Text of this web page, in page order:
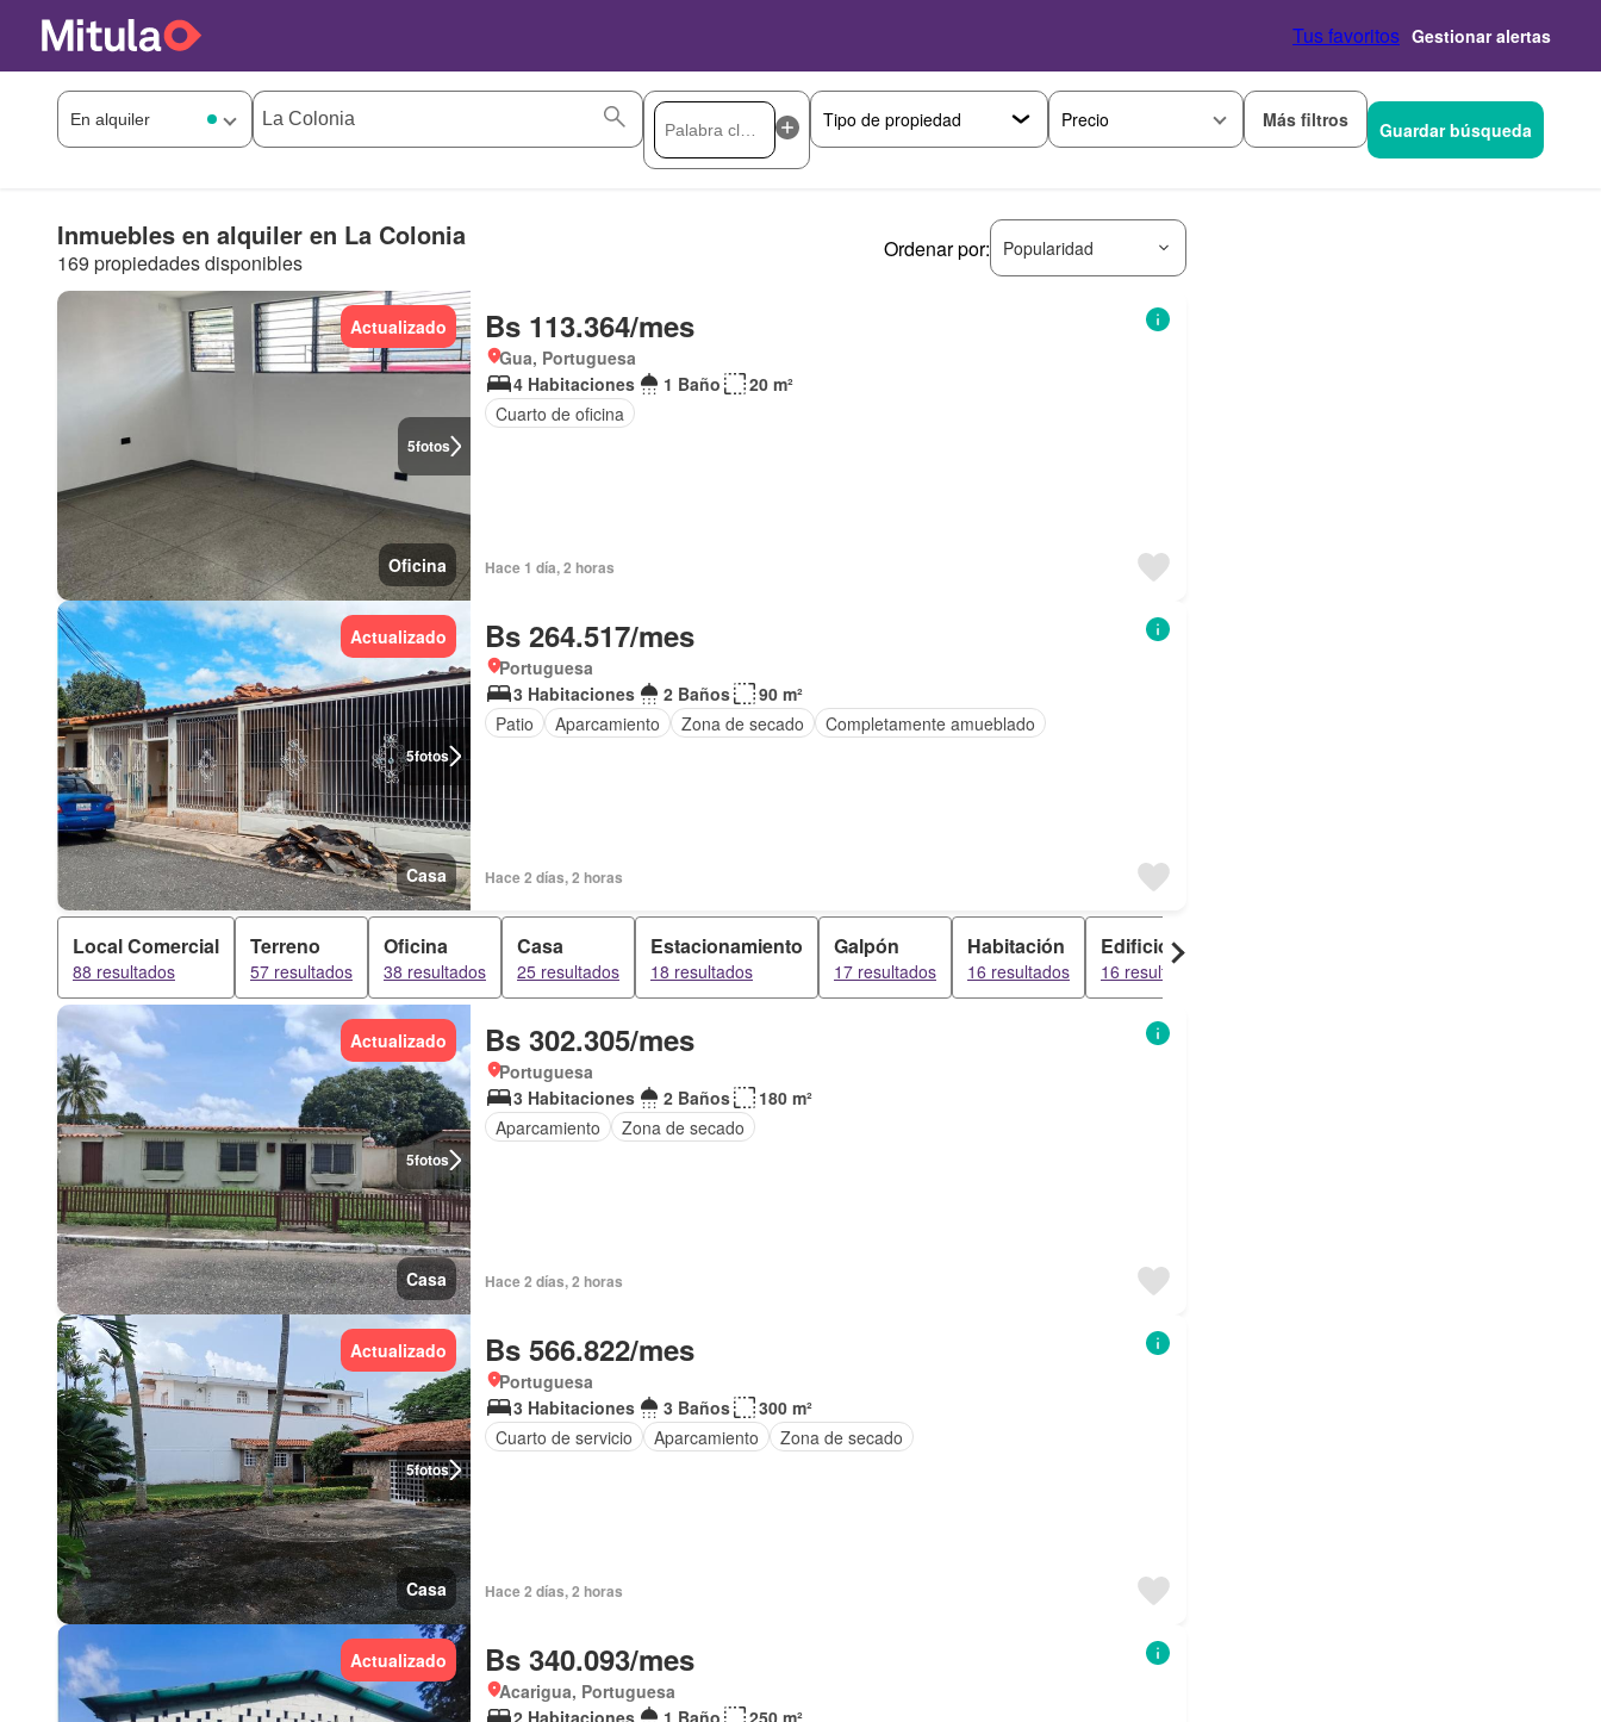
Tus favoritos Gestionar alertas
Precio Más filtros Guardar búsqueda
Inmuebles en alquiler en La Colonia
169 propiedades disponibles
Ordenar por: Popularidad
5fotos
Actualizado
Oficina
Bs 113.364/mes
Gua, Portuguesa
4 Habitaciones
1 Baño
20 m²
Cuarto de oficina
Hace 1 día, 2 horas
5fotos
Actualizado
Casa
Bs 264.517/mes
Portuguesa
3 Habitaciones
2 Baños
90 m²
Patio
Aparcamiento Zona de secado Completamente amueblado
Hace 2 días, 2 horas
Local Comercial
88 resultados
Terreno
57 resultados
Oficina
38 resultados
Casa
25 resultados
Estacionamiento
18 resultados
Galpón
17 resultados
Habitación
16 resultados
Edificio
16 resultados
5fotos
Actualizado
Casa
Bs 302.305/mes
Portuguesa
3 Habitaciones
2 Baños
180 m²
Aparcamiento
Zona de secado
Hace 2 días, 2 horas
5fotos
Actualizado
Casa
Bs 566.822/mes
Portuguesa
3 Habitaciones
3 Baños
300 m²
Cuarto de servicio
Aparcamiento Zona de secado
Hace 2 días, 2 horas
Actualizado Bs 340.093/mes
Acarigua, Portuguesa
2 Habitaciones
1 Baño
250 m²